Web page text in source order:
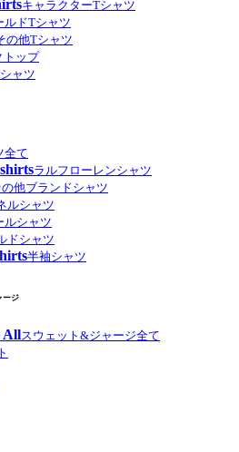
キャラクターTシャツ
ルドTシャツ
の他Tシャツ
トップ
ャツ
全て
ラルフローレンシャツ
の他ブランドシャツ
ルシャツ
ルシャツ
ドシャツ
半袖シャツ
ージ
Allスウェット&ジャージ全て